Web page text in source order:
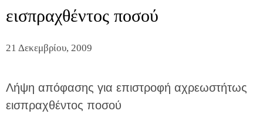
εισπραχθέντος ποσού
21 Δεκεμβρίου, 2009
Λήψη απόφασης για επιστροφή αχρεωστήτως
εισπραχθέντος ποσού